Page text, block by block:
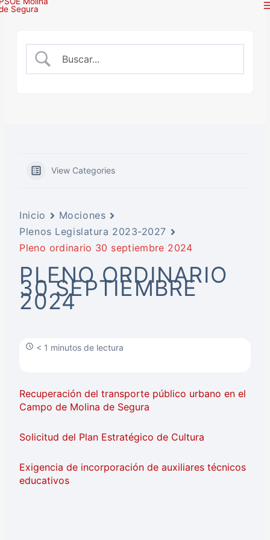
Ir
View Categories
Inicio
Mociones
Plenos Legislatura 2023-2027
Pleno ordinario 30 septiembre 2024
PLENO ORDINARIO
30 SEPTIEMBRE
2024
< 1 minutos de lectura
Recuperación del transporte público urbano en el
Campo de Molina de Segura
Solicitud del Plan Estratégico de Cultura
Exigencia de incorporación de auxiliares técnicos
educativos